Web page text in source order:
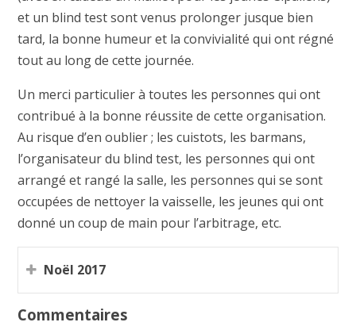
et un blind test sont venus prolonger jusque bien
tard, la bonne humeur et la convivialité qui ont régné
tout au long de cette journée.
Un merci particulier à toutes les personnes qui ont
contribué à la bonne réussite de cette organisation.
Au risque d’en oublier ; les cuistots, les barmans,
l’organisateur du blind test, les personnes qui ont
arrangé et rangé la salle, les personnes qui se sont
occupées de nettoyer la vaisselle, les jeunes qui ont
donné un coup de main pour l’arbitrage, etc.
Noël 2017
Commentaires